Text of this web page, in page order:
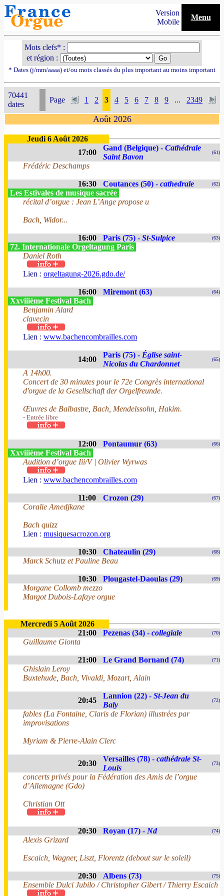
Version
Mobile
Menu
Mots clefs* :
et région :
* Dates (j/mm/aaaa) et/ou mots classés du plus important au moins important
70441
dates
Page 1 2 3 4 5 6 7 8 9 ... 2349
Août 2026
Jeudi 6 Août 2026
17:00
Gand (Belgique) - Cathédrale
Saint Bavon
(61)
Frédéric Deschamps
16:30 Coutances (50) - cathedrale (62)
Les Estivales de musique sacrée
récital d’orgue : Jean L’Ange propose u
Bach, Widor...
16:00 Paris (75) - St-Sulpice (63)
72. Internationale Orgeltagung Paris
Daniel Roth
Lien : orgeltagung-2026.gdo.de/
16:00 Miremont (63) (64)
Xxviiième Festival Bach
Benjamin Alard
clavecin
Lien : www.bachencombrailles.com
14:00
Paris (75) - Église saint-
Nicolas du Chardonnet
(65)
A 14h00.
Concert de 30 minutes pour le 72e Congrès international
d'orgue de la Gesellschaft der Orgelfreunde.
Œuvres de Balbastre, Bach, Mendelssohn, Hakim.
- Entrée libre
12:00 Pontaumur (63) (66)
Xxviiième Festival Bach
Audition d’orgue Iii/V | Olivier Wyrwas
Lien : www.bachencombrailles.com
11:00 Crozon (29) (67)
Coralie Amedjkane
Bach quizz
Lien : musiquesacrozon.org
10:30 Chateaulin (29) (68)
Marck Schutz et Pauline Beau
10:30 Plougastel-Daoulas (29) (69)
Morgane Collomb mezzo
Margot Dubois-Lafaye orgue
Mercredi 5 Août 2026
21:00
Pezenas (34) - collegiale (70)
Guillaume Gionta
21:00 Le Grand Bornand (74) (71)
Ghislain Leroy
Buxtehude, Bach, Vivaldi, Mozart, Alain
20:45
Lannion (22) - St-Jean du
Baly
(72)
fables (La Fontaine, Claris de Florian) illustrées par
improvisations
Myriam & Pierre-Alain Clerc
20:30
Versailles (78) - cathédrale St-
Louis
(73)
concerts privés pour la Fédération des Amis de l’orgue
d’Allemagne (Gdo)
Christian Ott
20:30 Royan (17) - Nd (74)
Alexis Grizard
Escaich, Wagner, Liszt, Florentz (debout sur le soleil)
20:30 Albens (73) (75)
Ensemble Dulci Jubilo / Christopher Gibert / Thierry Escaich